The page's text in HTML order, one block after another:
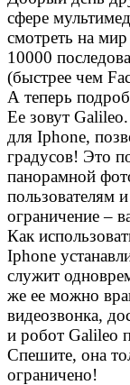
сфере
смотреть на
10000
(быстрее чем
А теперь
Ее зовут
для Iphone,
градусов! Это
панорамной
пользователям
ограничение –
Как
Iphone
служит
же ее можно
видеозвонка,
и робот Galileo
Спешите, она
ограничено!